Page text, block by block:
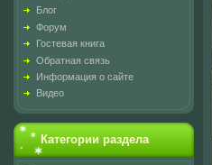
Блог
Форум
Гостевая книга
Обратная связь
Информация о сайте
Видео
Категории раздела